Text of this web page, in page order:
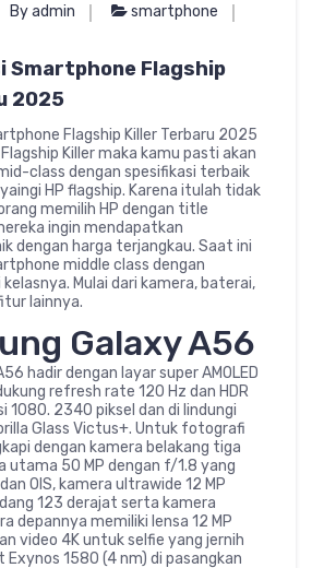
By admin
smartphone
Smartphone Flagship
2025
Flagship Killer Terbaru 2025
Killer maka kamu pasti akan
class dengan spesifikasi terbaik
HP flagship. Karena itulah tidak
memilih HP dengan title
ingin mendapatkan
dengan harga terjangkau. Saat ini
middle class dengan
Mulai dari kamera, baterai,
lainnya.
Galaxy A56
hadir dengan layar super AMOLED
refresh rate 120 Hz dan HDR
1080. 2340 piksel dan di lindungi
Glass Victus+. Untuk fotografi
dengan kamera belakang tiga
utama 50 MP dengan f/1.8 yang
OIS, kamera ultrawide 12 MP
123 derajat serta kamera
depannya memiliki lensa 12 MP
video 4K untuk selfie yang jernih
1580 (4 nm) di pasangkan